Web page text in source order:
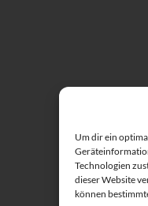
Um dir ein
Technologien
dieser Website
können